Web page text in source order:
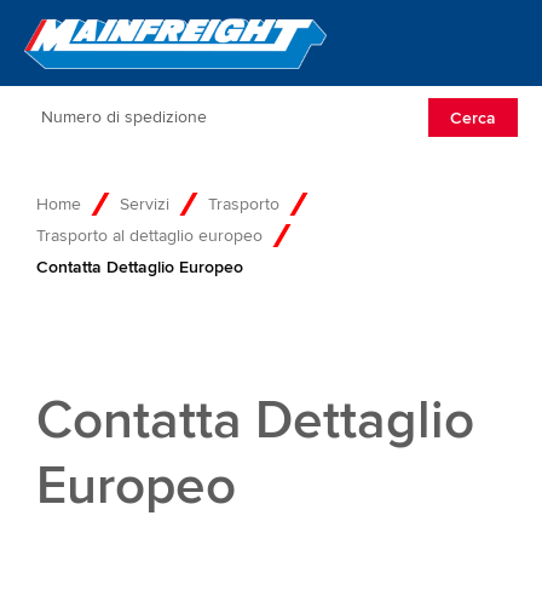
Go to Home
Cerca
Home Servizi
Trasporto
Trasporto al dettaglio europeo
Contatta Dettaglio Europeo
Contatta Dettaglio
Europeo